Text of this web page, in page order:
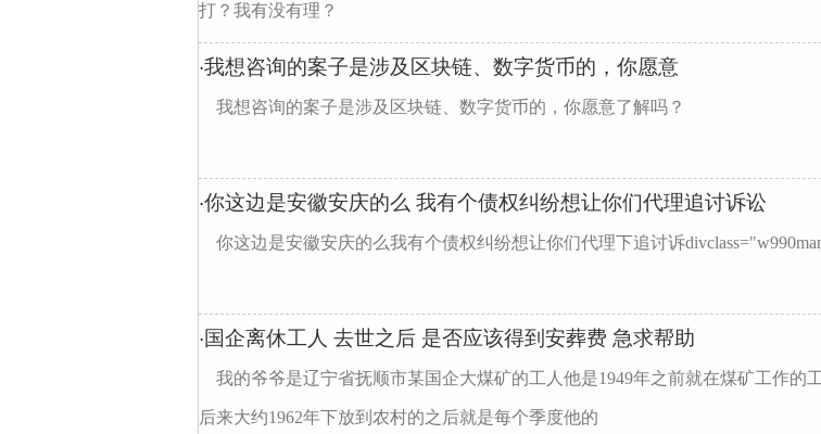
打？我有没有理？
·我想咨询的案子是涉及区块链、数字货币的，你愿意
我想咨询的案子是涉及区块链、数字货币的，你愿意了解吗？
·你这边是安徽安庆的么 我有个债权纠纷想让你们代理追讨诉讼
你这边是安徽安庆的么我有个债权纠纷想让你们代理下追讨诉
· 国企离休工人 去世之后 是否应该得到安葬费 急求帮助
我的爷爷是辽宁省抚顺市某国企大煤矿的工人他是1949年之前就在煤矿工作的
后来大约1962年下放到农村的之后就是每个季度他的